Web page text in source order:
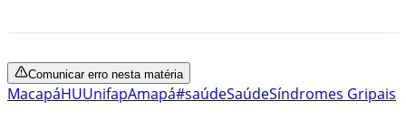
Comunicar erro nesta matéria
MacapáHUUnifapAmapá#saúdeSaúdeSíndromes Gripais